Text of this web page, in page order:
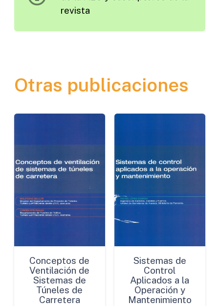
revista
Otras publicaciones
Conceptos de
Ventilación de
Sistemas de
Túneles de
Carretera
Sistemas de
Control
Aplicados a la
Operación y
Mantenimiento